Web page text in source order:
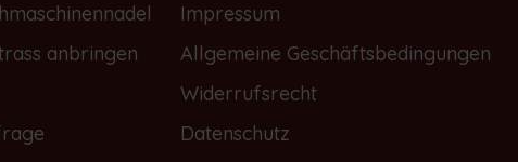
anbringen
Impressum
Allgemeine Geschäftsbedingungen
Widerrufsrecht
Datenschutz